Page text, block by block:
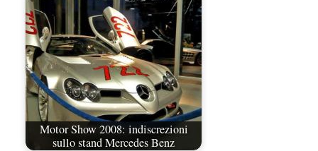
Motor Show 2008: indiscrezioni
sullo stand Mercedes Benz